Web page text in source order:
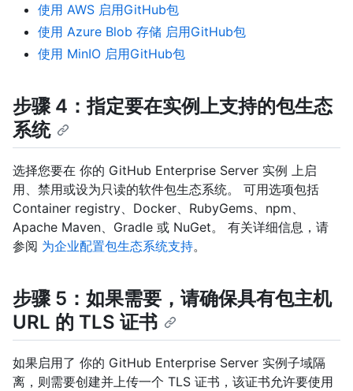
使用 AWS 启用GitHub包
使用 Azure Blob 存储 启用GitHub包
使用 MinIO 启用GitHub包
步骤 4：指定要在实例上支持的包生态
系统
选择您要在 你的 GitHub Enterprise Server 实例 上启
用、禁用或设为只读的软件包生态系统。 可用选项包括
Container registry、Docker、RubyGems、npm、
Apache Maven、Gradle 或 NuGet。 有关详细信息，请
参阅 为企业配置包生态系统支持。
步骤 5：如果需要，请确保具有包主机
URL 的 TLS 证书
如果启用了 你的 GitHub Enterprise Server 实例子域隔
离，则需要创建并上传一个 TLS 证书，该证书允许要使用